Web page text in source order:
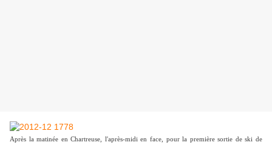
Après la matinée en Chartreuse, l'après-midi en face, pour la première sortie de ski de